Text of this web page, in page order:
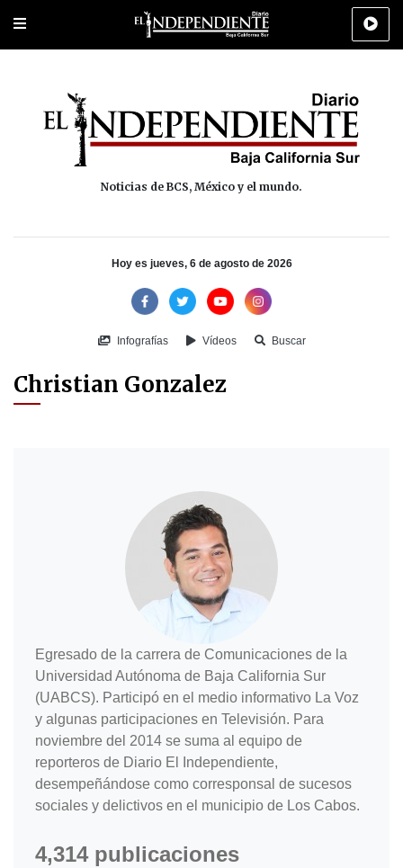
Portada Los Cabos Policiaca Deportes Cultura
Noticias de BCS, México y el mundo.
Hoy es jueves, 6 de agosto de 2026
Infografías Vídeos Buscar
Christian Gonzalez
Egresado de la carrera de Comunicaciones de la
Universidad Autónoma de Baja California Sur
(UABCS). Participó en el medio informativo La Voz
y algunas participaciones en Televisión. Para
noviembre del 2014 se suma al equipo de
reporteros de Diario El Independiente,
desempeñándose como corresponsal de sucesos
sociales y delictivos en el municipio de Los Cabos.
4,314 publicaciones